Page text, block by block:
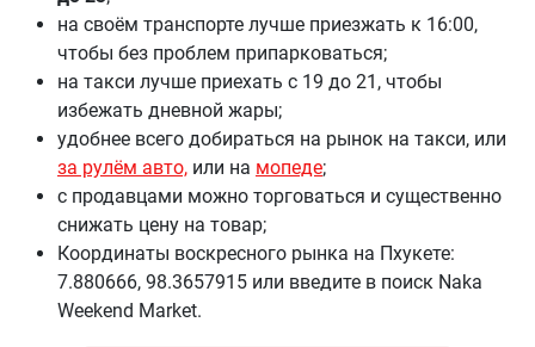
на своём транспорте лучше приезжать к 16:00,
чтобы без проблем припарковаться;
на такси лучше приехать с 19 до 21, чтобы
избежать дневной жары;
удобнее всего добираться на рынок на такси, или
за рулём авто, или на мопеде;
с продавцами можно торговаться и существенно
снижать цену на товар;
Координаты воскресного рынка на Пхукете:
7.880666, 98.3657915 или введите в поиск Naka
Weekend Market.